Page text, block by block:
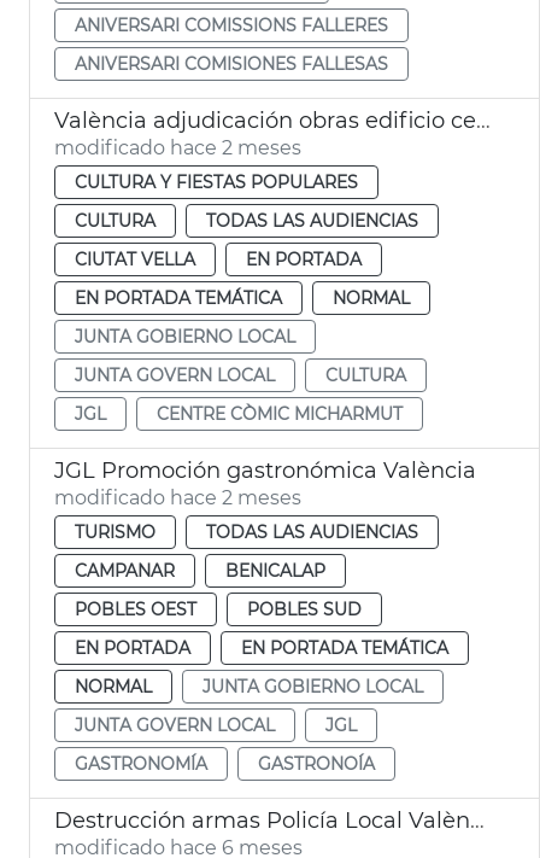
ANIVERSARI COMISSIONS FALLERES
ANIVERSARI COMISIONES FALLESAS
València adjudicación obras edificio centre del còmic Micharmut
modificado hace 2 meses
CULTURA Y FIESTAS POPULARES
CULTURA
TODAS LAS AUDIENCIAS
CIUTAT VELLA
EN PORTADA
EN PORTADA TEMÁTICA
NORMAL
JUNTA GOBIERNO LOCAL
JUNTA GOVERN LOCAL
CULTURA
JGL
CENTRE CÒMIC MICHARMUT
JGL Promoción gastronómica València
modificado hace 2 meses
TURISMO
TODAS LAS AUDIENCIAS
CAMPANAR
BENICALAP
POBLES OEST
POBLES SUD
EN PORTADA
EN PORTADA TEMÁTICA
NORMAL
JUNTA GOBIERNO LOCAL
JUNTA GOVERN LOCAL
JGL
GASTRONOMÍA
GASTRONOÍA
Destrucción armas Policía Local València
modificado hace 6 meses